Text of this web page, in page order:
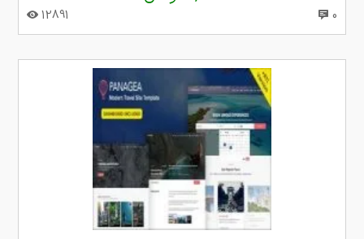
0
12891